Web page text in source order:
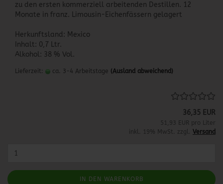
zu den ersten kommerziell arbeitenden Destillen. 12
Monate in franz. Limousin-Eichenfässern gelagert
Herkunftsland: Mexico
Inhalt: 0,7 Ltr.
Alkohol: 38 % Vol.
Lieferzeit: ca. 3-4 Arbeitstage (Ausland abweichend)
36,35 EUR
51,93 EUR pro Liter
inkl. 19% MwSt. zzgl. Versand
IN DEN WARENKORB